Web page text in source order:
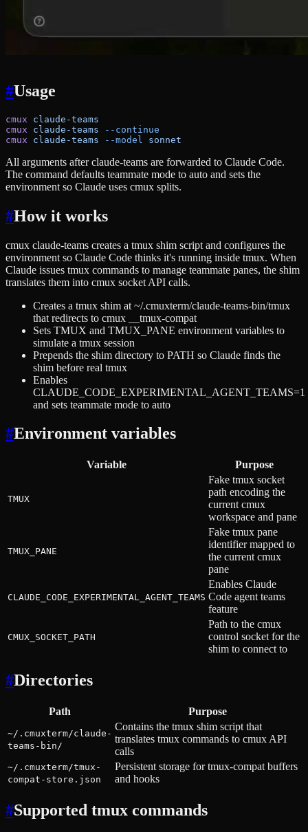
#Usage
cmux claude-teams
cmux claude-teams --continue
cmux claude-teams --model sonnet
All arguments after claude-teams are forwarded to Claude Code.
The command defaults teammate mode to auto and sets the
environment so Claude uses cmux splits.
#How it works
cmux claude-teams creates a tmux shim script and configures the
environment so Claude Code thinks it's running inside tmux. When
Claude issues tmux commands to manage teammate panes, the shim
translates them into cmux socket API calls.
Creates a tmux shim at ~/.cmuxterm/claude-teams-bin/tmux
that redirects to cmux __tmux-compat
Sets TMUX and TMUX_PANE environment variables to
simulate a tmux session
Prepends the shim directory to PATH so Claude finds the
shim before real tmux
Enables
CLAUDE_CODE_EXPERIMENTAL_AGENT_TEAMS=1
and sets teammate mode to auto
#Environment variables
Variable Purpose
TMUX
Fake tmux socket
path encoding the
current cmux
workspace and pane
TMUX_PANE
Fake tmux pane
identifier mapped to
the current cmux
pane
CLAUDE_CODE_EXPERIMENTAL_AGENT_TEAMS
Enables Claude
Code agent teams
feature
CMUX_SOCKET_PATH
Path to the cmux
control socket for the
shim to connect to
#Directories
Path Purpose
~/.cmuxterm/claude-
teams-bin/
Contains the tmux shim script that
translates tmux commands to cmux API
calls
~/.cmuxterm/tmux-
compat-store.json
Persistent storage for tmux-compat buffers
and hooks
#Supported tmux commands